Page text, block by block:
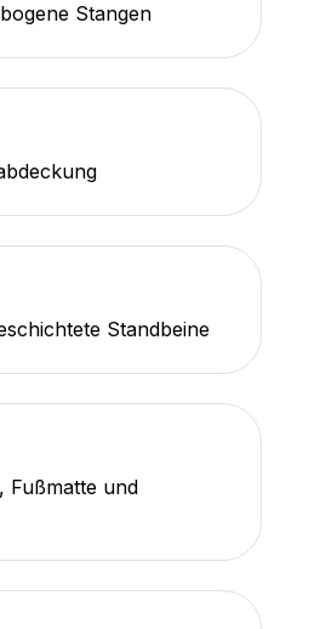
Stangen
Standbeine
Fußmatte und